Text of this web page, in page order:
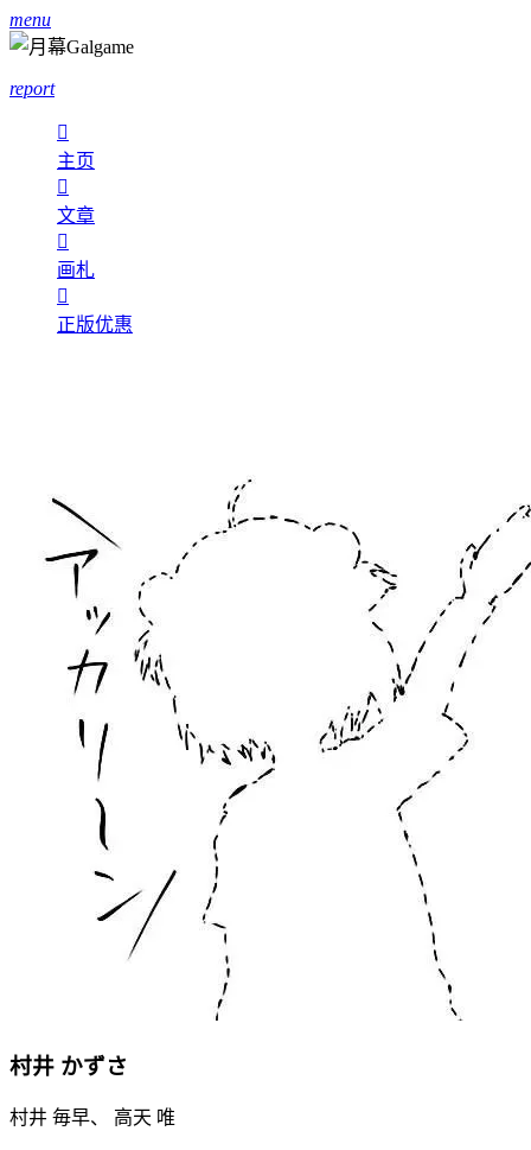
menu
report

主页

文章

画札

正版优惠
村井 かずさ
村井 毎早、 高天 唯